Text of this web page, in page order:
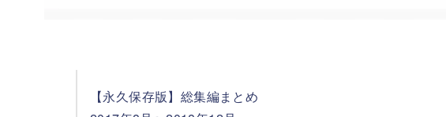
【永久保存版】総集編まとめ